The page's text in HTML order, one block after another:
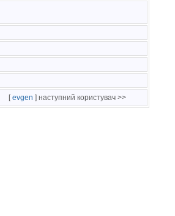
[evgen ] наступний користувач >>